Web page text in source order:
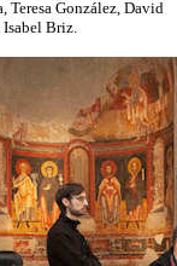
Teresa González, David
Briz.